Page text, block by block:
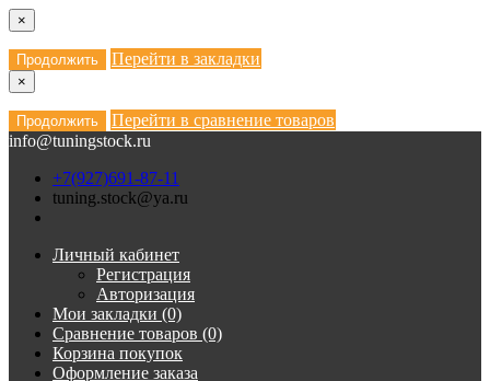
×
Продолжить Перейти в закладки
×
Продолжить
Перейти в сравнение товаров
info@tuningstock.ru
+7(927)691-87-11
tuning.stock@ya.ru
Личный кабинет
Регистрация
Авторизация
Мои закладки (0)
Сравнение товаров (0)
Корзина покупок
Оформление заказа